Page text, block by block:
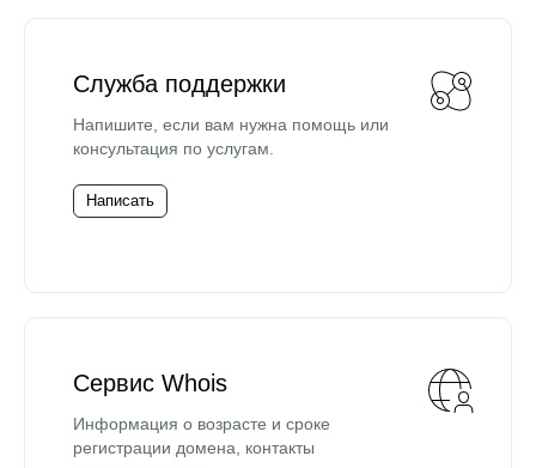
Служба поддержки
Напишите, если вам нужна помощь или
консультация по услугам.
Написать
Сервис Whois
Информация о возрасте и сроке
регистрации домена, контакты